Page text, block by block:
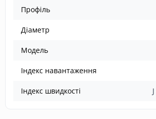
Профіль
Діаметр
Модель
Індекс навантаження
Індекс швидкості